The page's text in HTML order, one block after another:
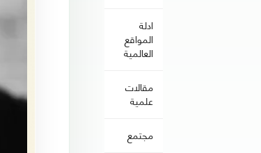
ادلة
المواقع
العالمية
مقالات
علمية
مجتمع